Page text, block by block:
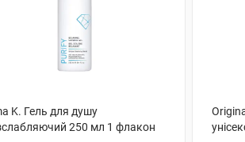
K. Гель для душу
250 мл 1 флакон